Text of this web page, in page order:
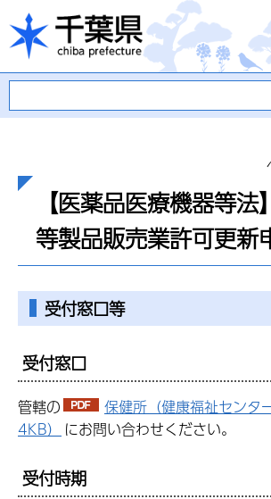
千葉県
【医薬品医療機器等
等製品販売業許可更新
受付窓口等
受付窓口
管轄の
保健所（健康福祉センタ
4KB）
にお問い合わせください。
受付時期